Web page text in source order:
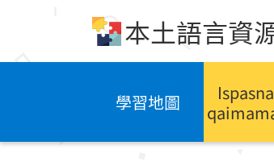
本土語言資
學習地圖